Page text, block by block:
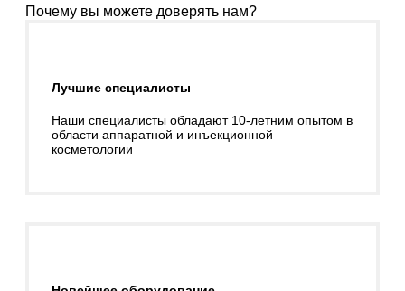
Почему вы можете доверять нам?
Лучшие специалисты
Наши специалисты обладают 10-летним опытом в
области аппаратной и инъекционной
косметологии